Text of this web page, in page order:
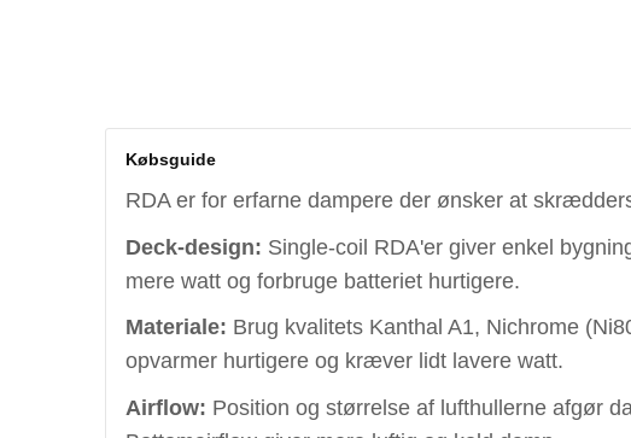
Købsguide
RDA er for erfarne dampere der ønsker at
Deck-design: Single-coil RDA'er giver enkel
mere watt og forbruge batteriet hurtigere.
Materiale: Brug kvalitets Kanthal A1, Nichrome
opvarmer hurtigere og kræver lidt lavere watt.
Airflow: Position og størrelse af lufthullerne afgør